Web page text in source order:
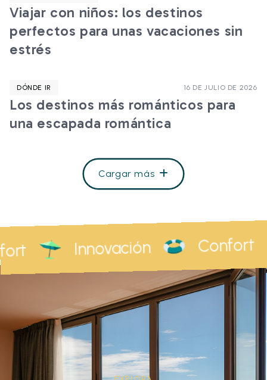
Viajar con niños: los destinos
perfectos para unas vacaciones sin
estrés
DÓNDE IR 16 DE JULIO DE 2026
Los destinos más románticos para
una escapada romántica
Cargar más
Innovación Confort